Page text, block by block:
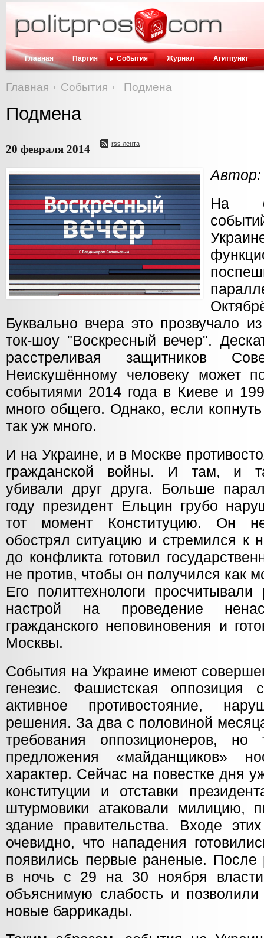
Главная Партия События Журнал Агитпункт
Главная События Подмена
Подмена
20 февраля 2014 rss лента
Автор:
На
Буквально вчера это прозвучало
ток-шоу "Воскресный вечер".
расстреливая защитников
Неискушённому человеку может
событиями 2014 года в Киеве и
много общего. Однако, если
так уж много.
И на Украине, и в Москве
гражданской войны. И там, и
убивали друг друга. Больше
году президент Ельцин грубо
тот момент Конституцию. Он
обострял ситуацию и стремился к
до конфликта готовил
не против, чтобы он получился как
Его политтехнологи
настрой на проведение
гражданского неповиновения и
Москвы.
События на Украине имеют
генезис. Фашистская
активное противостояние,
решения. За два с половиной
требования оппозиционеров,
предложения «майданщиков»
характер. Сейчас на повестке дня
конституции и отставки
штурмовики атаковали милицию,
здание правительства. Входе
очевидно, что нападения
появились первые раненые. После
в ночь с 29 на 30 ноября
объяснимую слабость и позволили
новые баррикады.